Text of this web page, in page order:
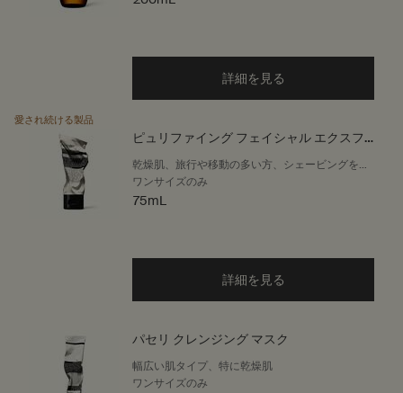
詳細を見る
ピュリファイング フェイシャル エクスフ
ォリアント
乾燥肌、旅行や移動の多い方、シェービングをす
る方、冬や冷涼な気候
愛され続ける製品
ワンサイズのみ
75mL
詳細を見る
パセリ クレンジング マスク
幅広い肌タイプ、特に乾燥肌
ワンサイズのみ